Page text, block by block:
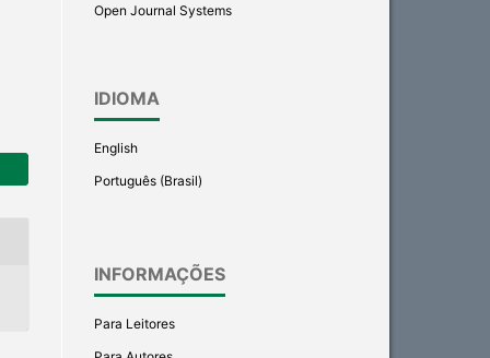
Open Journal Systems
IDIOMA
English
Português (Brasil)
INFORMAÇÕES
Para Leitores